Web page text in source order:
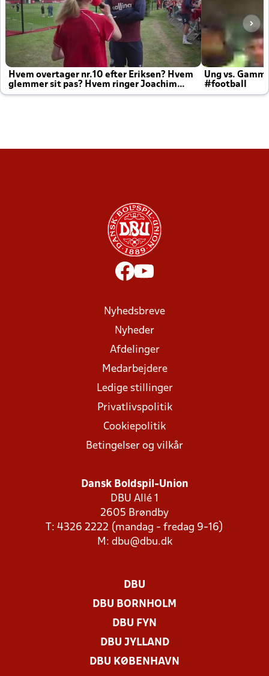
Hvem overtager nr.10 efter Eriksen? Hvem
glemmer sit pas? Hvem ringer Joachim
altid til efter kampe?
Ung vs.
#football
Nyhedsbreve
Nyheder
Afdelinger
Medarbejdere
Ledige stillinger
Privatlivspolitik
Cookiepolitik
Betingelser og vilkår
Dansk Boldspil-Union
DBU Allé 1
2605 Brøndby
T: 4326 2222 (mandag - fredag 9-16)
M: dbu@dbu.dk
DBU
DBU BORNHOLM
DBU FYN
DBU JYLLAND
DBU KØBENHAVN